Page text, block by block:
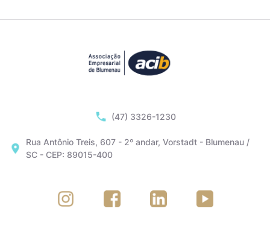
(47) 3326-1230
Rua Antônio Treis, 607 - 2º andar, Vorstadt - Blumenau /
SC - CEP: 89015-400